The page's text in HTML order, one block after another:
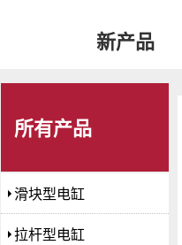
新产品
所有产品
滑块型电缸
拉杆型电缸